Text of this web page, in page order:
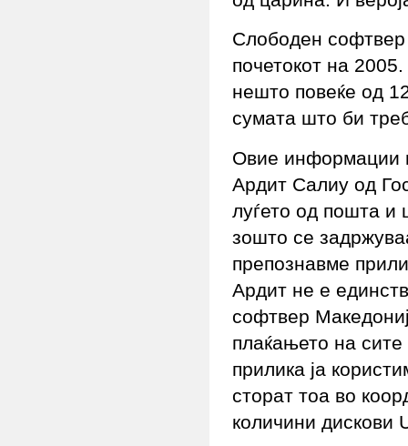
Слободен софтвер
почетокот на
нешто повеќе од
сумата што би
Овие информации
Ардит Салиу од
луѓето од пошта и
зошто се
препознавме
Ардит не е
софтвер
плаќањето на сите
прилика ја
сторат тоа во
количини дискови